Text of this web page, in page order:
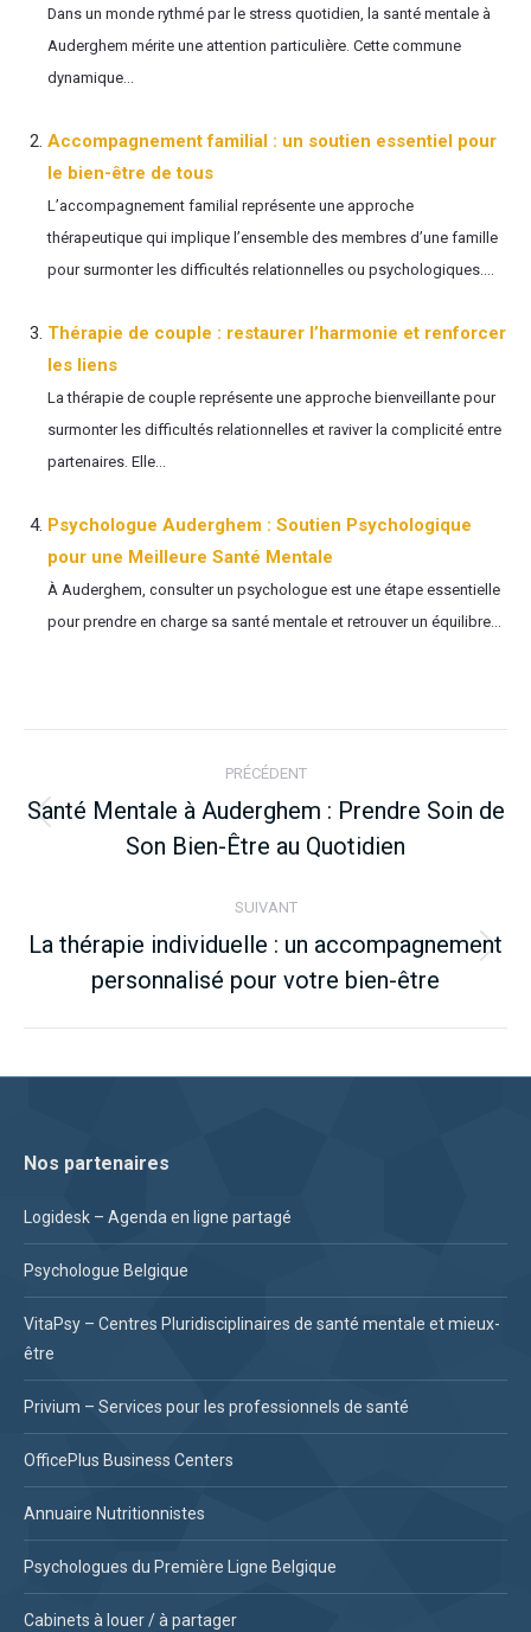
Dans un monde rythmé par le stress quotidien, la santé mentale à
Auderghem mérite une attention particulière. Cette commune
dynamique...
Accompagnement familial : un soutien essentiel pour
le bien-être de tous
L’accompagnement familial représente une approche
thérapeutique qui implique l’ensemble des membres d’une famille
pour surmonter les difficultés relationnelles ou psychologiques....
Thérapie de couple : restaurer l’harmonie et renforcer
les liens
La thérapie de couple représente une approche bienveillante pour
surmonter les difficultés relationnelles et raviver la complicité entre
partenaires. Elle...
Psychologue Auderghem : Soutien Psychologique
pour une Meilleure Santé Mentale
À Auderghem, consulter un psychologue est une étape essentielle
pour prendre en charge sa santé mentale et retrouver un équilibre...
article
PRÉCÉDENT
Article
précédent
Santé Mentale à Auderghem : Prendre Soin de
Son Bien-Être au Quotidien
SUIVANT
Article
suivant
:
La thérapie individuelle : un accompagnement
personnalisé pour votre bien-être
Nos partenaires
Logidesk – Agenda en ligne partagé
Psychologue Belgique
VitaPsy – Centres Pluridisciplinaires de santé mentale et mieux-
être
Privium – Services pour les professionnels de santé
OfficePlus Business Centers
Annuaire Nutritionnistes
Psychologues du Première Ligne Belgique
Cabinets à louer / à partager